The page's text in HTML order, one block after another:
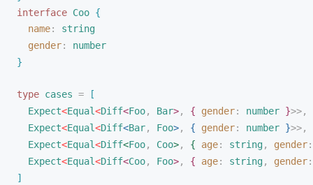
interface Coo {
name: string
gender: number
}
type cases =
[
Expect<Equal<Diff<Foo, Bar>, { gender: number }>>,
Expect<Equal<Diff<Bar, Foo>, { gender: number }>>,
Expect<Equal<Diff<Foo, Coo>, { age: string, gender
Expect<Equal<Diff<Coo, Foo>, { age: string, gender
]